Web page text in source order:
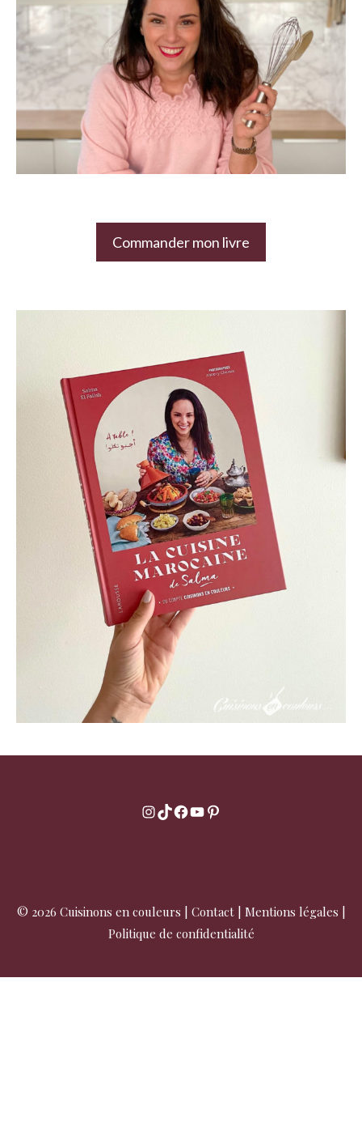
Commander mon livre
Instagram
TikTok
Facebook
YouTube
Pinterest
© 2026 Cuisinons en couleurs | Contact| Mentions légales
Politique de confidentialité